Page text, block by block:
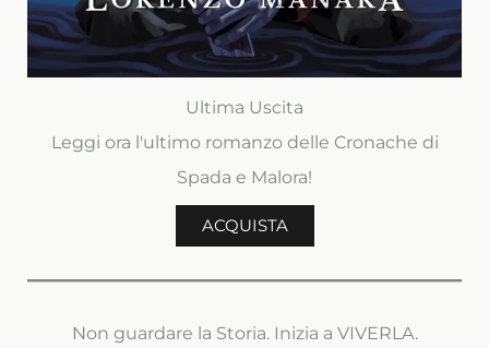
Ultima Uscita
Leggi ora l'ultimo romanzo delle Cronache di
Spada e Malora!
ACQUISTA
Non guardare la Storia. Inizia a VIVERLA.